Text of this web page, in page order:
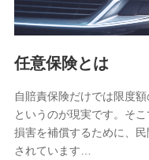
報。例として、dポ
構成、住所、dポイ
含まれます。
当社又は株式会社
又は株式会社NTTド
約状態・ご利用履歴
る情報、アプリケー
購入されたサービス
する情報、アンケー
任意保険とは
自賠責保険だけでは限度
というのが現実です。そ
損害を補償するために、
されています…